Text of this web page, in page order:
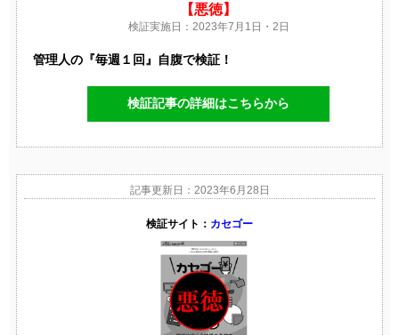
【悪徳】
検証実施日：2023年7月1日・2日
管理人の『毎週１回』自腹で検証！
検証記事の詳細はこちらから
記事更新日：2023年6月28日
検証サイト： カセゴー